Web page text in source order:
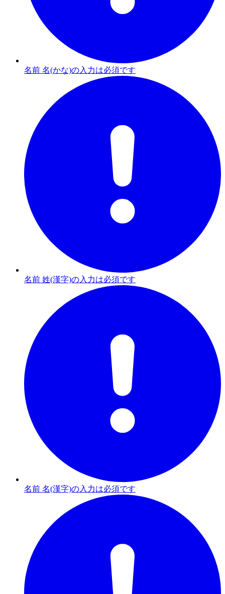
名前 名(かな)の入力は必須です
名前 姓(漢字)の入力は必須です
名前 名(漢字)の入力は必須です